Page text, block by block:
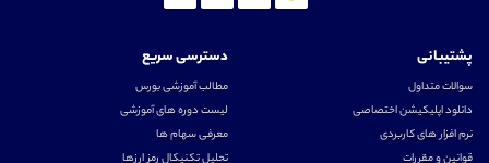
پشتیبانی
سوالات متداول
دانلود اپلیکیشن اختصاصی
نرم افزار های کاربردی
قوانین و مقررات
دسترسی سریع
مطالب آموزشی بورس
لیست دوره های آموزشی
معرفی سهام ها
تحلیل تکنیکال رمز ارزها